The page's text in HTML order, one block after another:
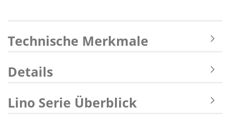
Technische Merkmale
Details
Lino Serie Überblick